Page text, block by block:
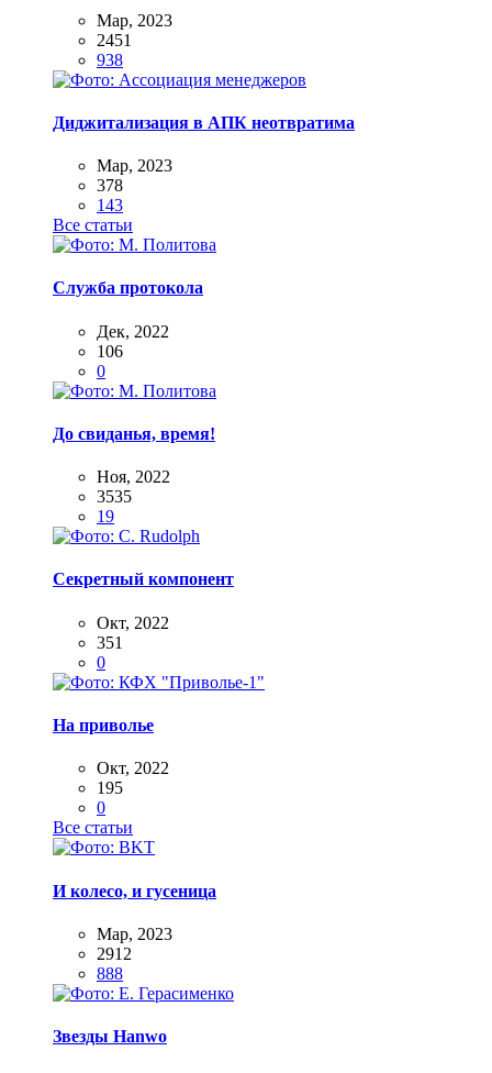
Мар, 2023
2451
938
Диджитализация в АПК неотвратима
Мар, 2023
378
143
Все статьи
Служба протокола
Дек, 2022
106
0
До свиданья, время!
Ноя, 2022
3535
19
Секретный компонент
Окт, 2022
351
0
На приволье
Окт, 2022
195
0
Все статьи
И колесо, и гусеница
Мар, 2023
2912
888
Звезды Hanwo